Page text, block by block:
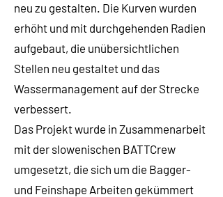
neu zu gestalten. Die Kurven wurden
erhöht und mit durchgehenden Radien
aufgebaut, die unübersichtlichen
Stellen neu gestaltet und das
Wassermanagement auf der Strecke
verbessert.
Das Projekt wurde in Zusammenarbeit
mit der slowenischen BATTCrew
umgesetzt, die sich um die Bagger-
und Feinshape Arbeiten gekümmert